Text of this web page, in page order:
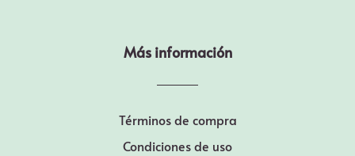
Más información
Términos de compra
Condiciones de uso